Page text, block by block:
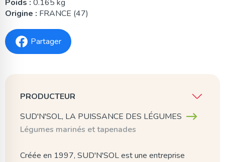
Poids : 0.165 kg
Origine : FRANCE (47)
Partager
PRODUCTEUR
SUD'N'SOL, LA PUISSANCE DES LÉGUMES
Légumes marinés et tapenades
Créée en 1997, SUD'N'SOL est une entreprise